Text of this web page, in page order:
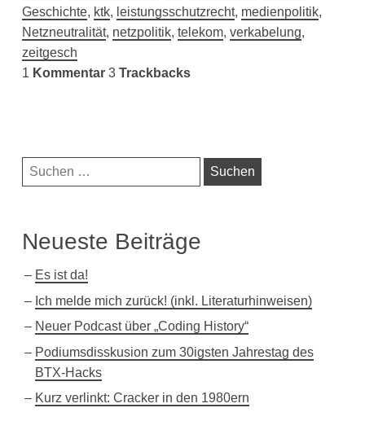
Geschichte, ktk, leistungsschutzrecht, medienpolitik,
Netzneutralität, netzpolitik, telekom, verkabelung,
zeitgesch
1 Kommentar 3Trackbacks
Navigationsleiste
Suchen
nach:
Neueste Beiträge
Es ist da!
Ich melde mich zurück! (inkl. Literaturhinweisen)
Neuer Podcast über „Coding History“
Podiumsdisskusion zum 30igsten Jahrestag des
BTX-Hacks
Kurz verlinkt: Cracker in den 1980ern